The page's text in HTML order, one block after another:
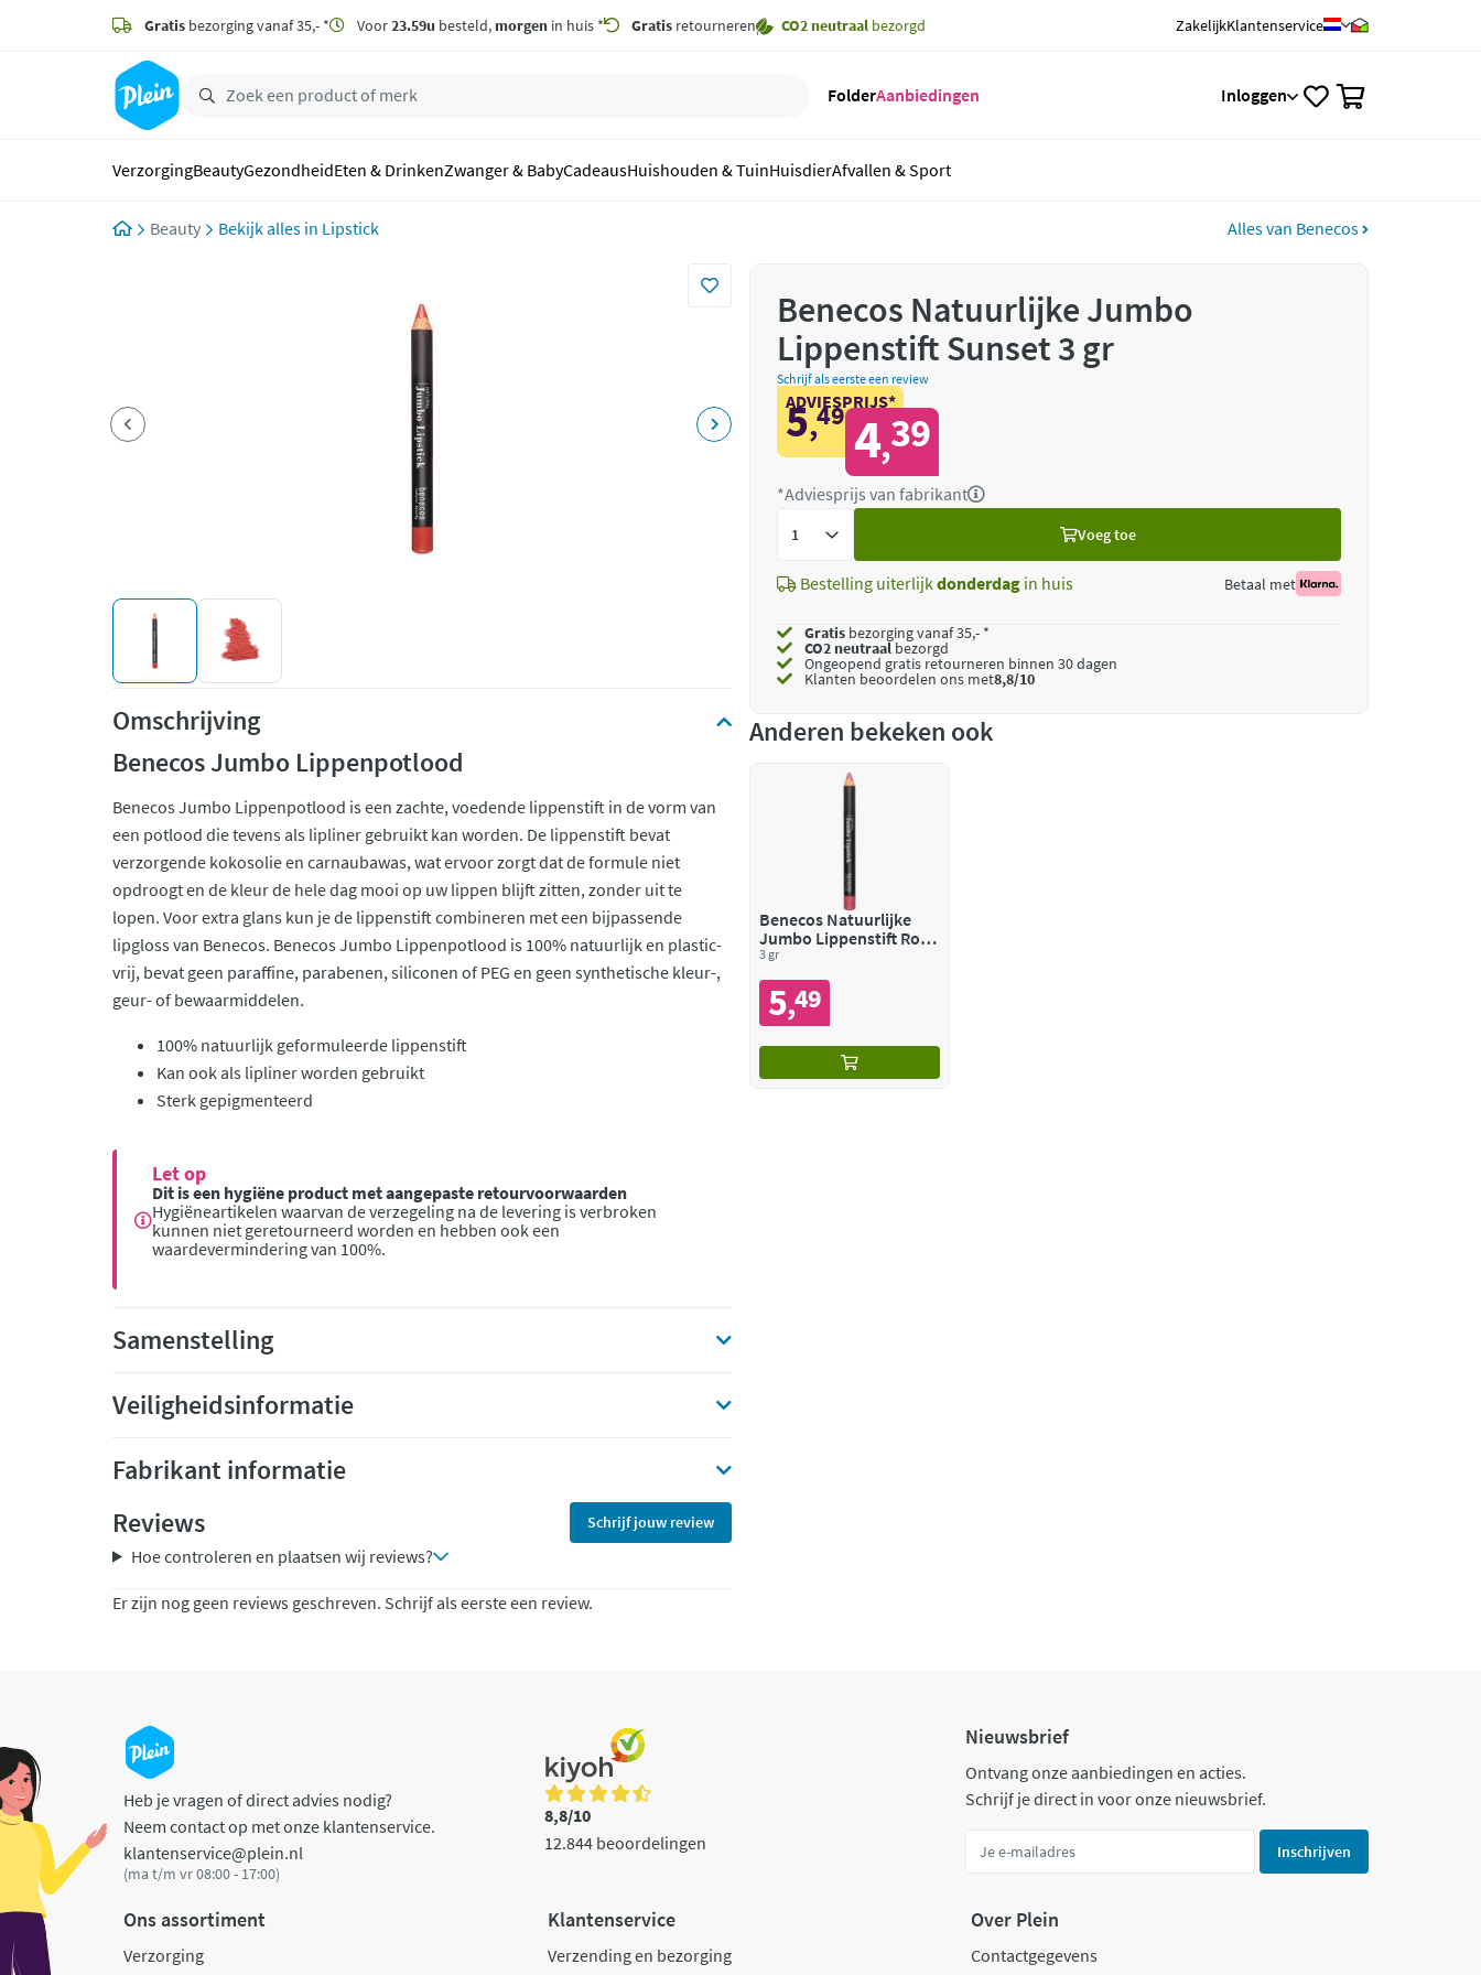
zoeken
hoofdinhoud
Gratis bezorging vanaf 35,- * Voor23.59u besteld, morgen in huis * Gratis retourneren CO2 neutraal bezorgd ZakelijkKlantenservice
FolderAanbiedingen Inloggen
VerzorgingBeautyGezondheidEten & DrinkenZwanger & BabyCadeausHuishouden & TuinHuisdierAfvallen & Sport
Beauty Lipstick Alles van Benecos
Omschrijving
Benecos Jumbo Lippenpotlood
Benecos Jumbo Lippenpotlood is een zachte, voedende lippenstift in de vorm van
een potlood die tevens als lipliner gebruikt kan worden. De lippenstift bevat
verzorgende kokosolie en carnaubawas, wat ervoor zorgt dat de formule niet
opdroogt en de kleur de hele dag mooi op uw lippen blijft zitten, zonder uit te
lopen. Voor extra glans kun je de lippenstift combineren met een bijpassende
lipgloss van Benecos. Benecos Jumbo Lippenpotlood is 100% natuurlijk en plastic-
vrij, bevat geen paraffine, parabenen, siliconen of PEG en geen synthetische kleur-,
geur- of bewaarmiddelen.
100% natuurlijk geformuleerde lippenstift
Kan ook als lipliner worden gebruikt
Sterk gepigmenteerd
Let op
Dit is een hygiëne product met aangepaste retourvoorwaarden
Hygiëneartikelen waarvan de verzegeling na de levering is verbroken
kunnen niet geretourneerd worden en hebben ook een
waardevermindering van 100%.
Samenstelling
Veiligheidsinformatie
Fabrikant informatie
Reviews
Schrijf jouw review
Hoe controleren en plaatsen wij reviews?
Er zijn nog geen reviews geschreven. Schrijf als eerste een review.
Benecos Natuurlijke Jumbo
Lippenstift Sunset 3 gr
Schrijf als eerste een review
ADVIESPRIJS*
5,49 4,39
*Adviesprijs van fabrikant
Voeg toe
Bestelling uiterlijkdonderdag in huis Betaal met
Gratis bezorging vanaf 35,- *
CO2 neutraalbezorgd
Ongeopend gratis retourneren binnen 30 dagen
Klanten beoordelen ons met8,8/10
Anderen bekeken ook
Benecos Natuurlijke
Jumbo Lippenstift Rosy
Brown
3 gr
5,49
Heb je vragen of direct advies nodig?
Neem contact op met onze klantenservice.
klantenservice@plein.nl
(ma t/m vr 08:00 - 17:00)
8,8/10
12.844 beoordelingen
Nieuwsbrief
Ontvang onze aanbiedingen en acties.
Schrijf je direct in voor onze nieuwsbrief.
Inschrijven
Ons assortiment
Verzorging
Klantenservice
Verzending en bezorging
Over Plein
Contactgegevens